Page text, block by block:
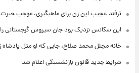
ترفند عجیب این زن برای ماهیگیری، موجب حیرت
این سکانس نزدیک بود جان سیروس گرجستانی را
خانه مجلل محمد صلاح، جایی که او مثل پادشاه
شرایط جدید قانون بازنشستگی اعلام شد